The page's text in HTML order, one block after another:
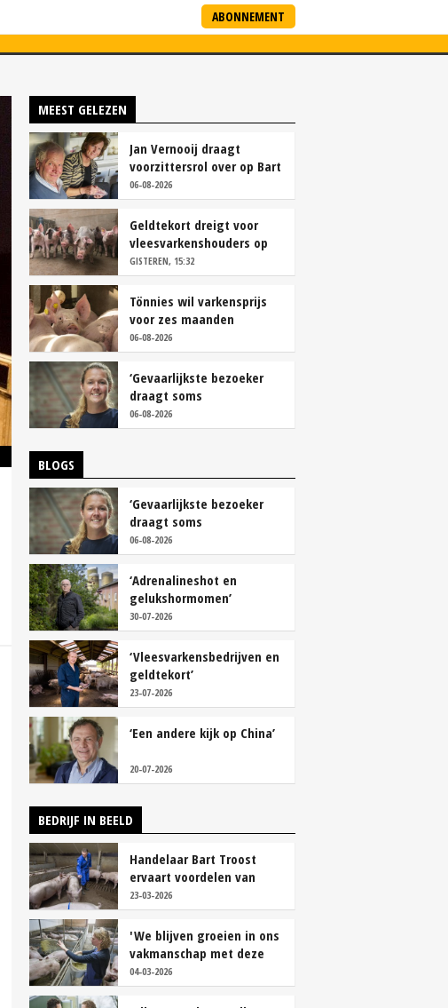
ABONNEMENT
MEEST GELEZEN
Jan Vernooij draagt
voorzittersrol over op Bart
Camps
06-08-2026
Geldtekort dreigt voor
vleesvarkenshouders op
vrije markt
GISTEREN, 15:32
Tönnies wil varkensprijs
voor zes maanden
vastleggen
06-08-2026
‘Gevaarlijkste bezoeker
draagt soms
overschoenen’
06-08-2026
BLOGS
‘Gevaarlijkste bezoeker
draagt soms
overschoenen’
06-08-2026
‘Adrenalineshot en
gelukshormomen’
30-07-2026
‘Vleesvarkensbedrijven en
geldtekort’
23-07-2026
‘Een andere kijk op China’
20-07-2026
BEDRIJF IN BEELD
Handelaar Bart Troost
ervaart voordelen van
coöperatieve voerfusie
23-03-2026
'We blijven groeien in ons
vakmanschap met deze
teamaanpak'
04-03-2026